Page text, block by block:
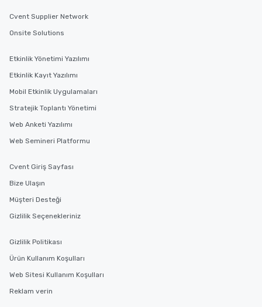
Cvent Supplier Network
Onsite Solutions
Etkinlik Yönetimi Yazılımı
Etkinlik Kayıt Yazılımı
Mobil Etkinlik Uygulamaları
Stratejik Toplantı Yönetimi
Web Anketi Yazılımı
Web Semineri Platformu
Cvent Giriş Sayfası
Bize Ulaşın
Müşteri Desteği
Gizlilik Seçenekleriniz
Gizlilik Politikası
Ürün Kullanım Koşulları
Web Sitesi Kullanım Koşulları
Reklam verin